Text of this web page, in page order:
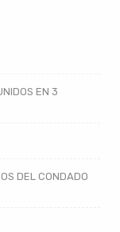
EN 3
DEL CONDADO